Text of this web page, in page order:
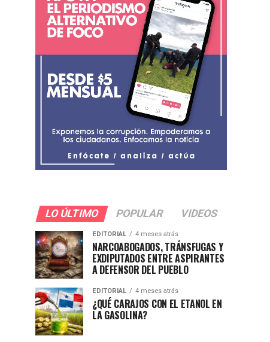
LO ÚLTIMO POPULAR VIDEOS
EDITORIAL 4 meses atrás
NARCOABOGADOS, TRÁNSFUGAS Y
EXDIPUTADOS ENTRE ASPIRANTES
A DEFENSOR DEL PUEBLO
EDITORIAL 4 meses atrás
¿QUÉ CARAJOS CON EL ETANOL EN
LA GASOLINA?